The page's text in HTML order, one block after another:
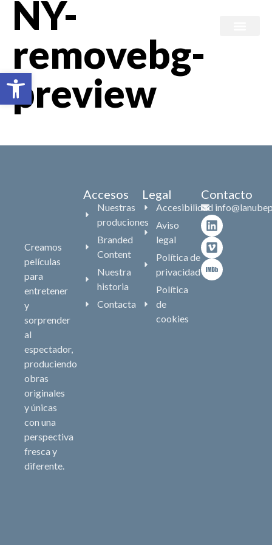
Abrir barra de herramientas
NY-
removebg-
preview
Creamos
películas
para
entretener
y
sorprender
al
espectador,
produciendo
obras
originales
y únicas
con una
perspectiva
fresca y
diferente.
Accesos
Nuestras
produciones
Branded
Content
Nuestra
historia
Contacta
Legal
Accesibilidad
Aviso
legal
Política de
privacidad
Política
de
cookies
Contacto